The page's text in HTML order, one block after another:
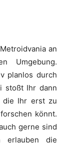
an
Umgebung.
planlos durch
stoßt Ihr dann
die Ihr erst zu
könnt.
gerne sind
erlauben die